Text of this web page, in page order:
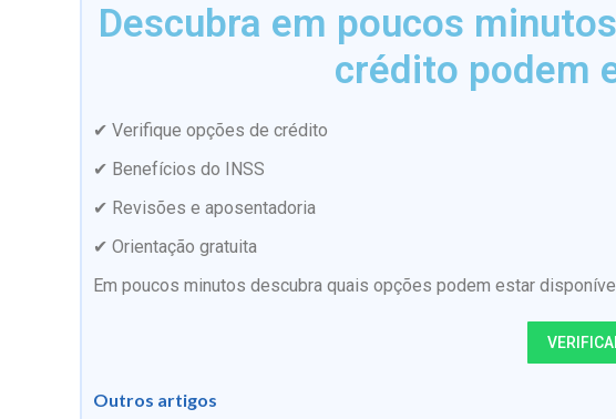
Descubra em poucos
crédito podem
✔ Verifique opções de crédito
✔ Benefícios do INSS
✔ Revisões e aposentadoria
✔ Orientação gratuita
Em poucos minutos descubra quais opções podem estar
Outros artigos